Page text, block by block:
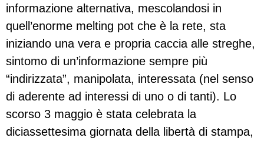
informazione alternativa, mescolandosi in
quell’enorme melting pot che è la rete, sta
iniziando una vera e propria caccia alle streghe,
sintomo di un’informazione sempre più
“indirizzata”, manipolata, interessata (nel senso
di aderente ad interessi di uno o di tanti). Lo
scorso 3 maggio è stata celebrata la
diciassettesima giornata della libertà di stampa,